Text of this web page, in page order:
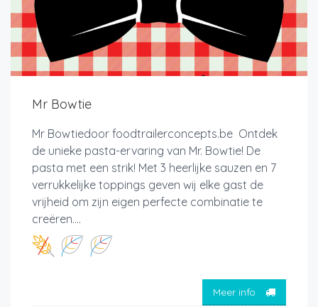
Mr Bowtie
Mr Bowtiedoor foodtrailerconcepts.be Ontdek
de unieke pasta-ervaring van Mr. Bowtie! De
pasta met een strik! Met 3 heerlijke sauzen en 7
verrukkelijke toppings geven wij elke gast de
vrijheid om zijn eigen perfecte combinatie te
creëren....
Meer info